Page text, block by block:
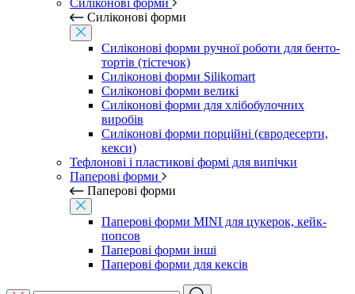
Силіконові форми
Силіконові форми
Силіконові форми ручної роботи для бенто-
тортів (тістечок)
Силіконові форми Silikomart
Силіконові форми великі
Силіконові форми для хлібобулочних
виробів
Силіконові форми порційні (євродесерти,
кекси)
Тефлонові і пластикові формі для випічки
Паперові форми
Паперові форми
Паперові форми MINI для цукерок, кейк-
попсов
Паперові форми інші
Паперові форми для кексів